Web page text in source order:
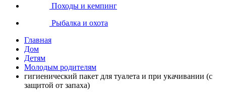
Походы и кемпинг
Рыбалка и охота
Главная
Дом
Детям
Молодым родителям
гигиенический пакет для туалета и при укачивании (с
защитой от запаха)